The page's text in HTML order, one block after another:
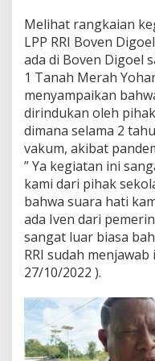
Melihat rangkaian
LPP RRI Boven
ada di Boven Digoel
1 Tanah Merah
menyampaikan
dirindukan oleh
dimana selama 2
vakum, akibat
” Ya kegiatan ini
kami dari pihak
bahwa suara hati
ada Iven dari
sangat luar biasa
RRI sudah menjawab
27/10/2022 ).